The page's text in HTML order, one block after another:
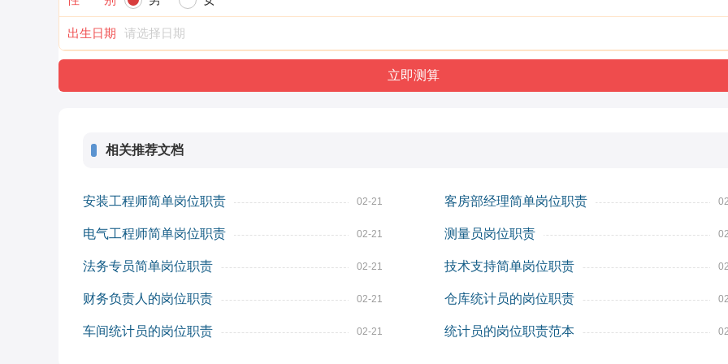
出生日期
相关推荐文档
安装工程师简单岗位职责 02-21 客房部经理简单岗位职责
电气工程师简单岗位职责 02-21 测量员岗位职责
法务专员简单岗位职责 02-21 技术支持简单岗位职责
财务负责人的岗位职责 02-21 仓库统计员的岗位职责
车间统计员的岗位职责 02-21 统计员的岗位职责范本